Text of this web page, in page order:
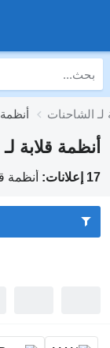
أنظمة لـ الشاحنات
أنظمة قلابة
17 إعلانات: أنظمة